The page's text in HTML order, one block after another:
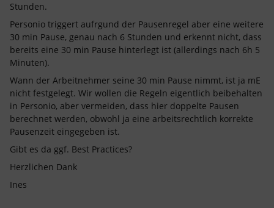
Stunden.
Personio triggert aufrgund der Pausenregel aber eine weitere
30 min Pause, genau nach 6 Stunden und erkennt nicht, dass
bereits eine 30 min Pause hinterlegt ist (allerdings nach 6h 5
Minuten).
Wann der Arbeitnehmer seine 30 min Pause nimmt, ist ja mE
nicht festgelegt. Wir wollen die Regeln eigentlich beibehalten
in Personio, aber vermeiden, dass hier doppelte Pausen
berechnet werden, obwohl ja eine arbeitsrechtlich korrekte
Pausenzeit eingegeben ist.
Gibt es da ggf. Best Practices?
Herzlichen Dank
Ines